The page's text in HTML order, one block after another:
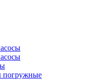
погружные